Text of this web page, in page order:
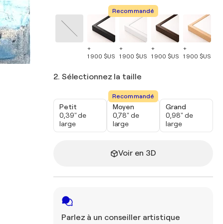
+
1 900 $US
Recommandé
+
1 900 $US
+
1 900 $US
+
1 900 $US
2. Sélectionnez la taille
Petit
0,39" de
large
Recommandé
Moyen
0,78" de
large
Grand
0,98" de
large
Voir en 3D
Parlez à un conseiller artistique